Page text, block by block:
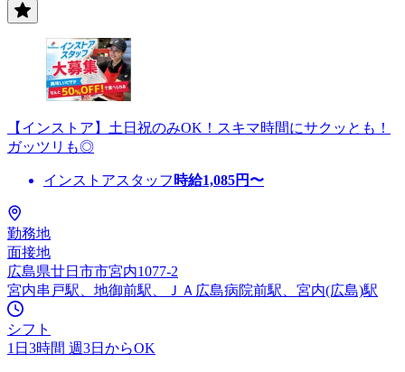
【インストア】土日祝のみOK！スキマ時間にサクッとも！
ガッツリも◎
インストアスタッフ 時給1,085円〜
勤務地
面接地
広島県廿日市市宮内1077-2
宮内串戸駅、地御前駅、ＪＡ広島病院前駅、宮内(広島)駅
シフト
1日3時間 週3日からOK